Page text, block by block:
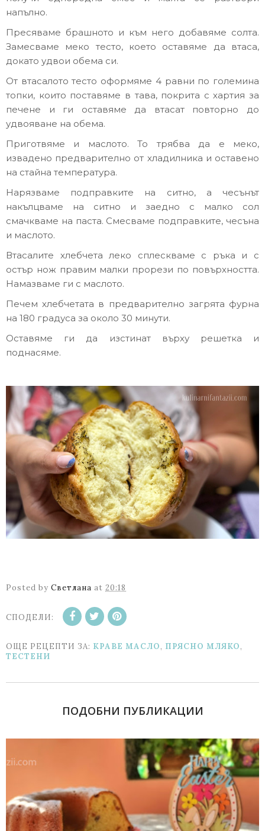
напълно.
Пресяваме брашното и към него добавяме солта.
Замесваме меко тесто, което оставяме да втаса,
докато удвои обема си.
От втасалото тесто оформяме 4 равни по големина
топки, които поставяме в тава, покрита с хартия за
печене и ги оставяме да втасат повторно до
удвояване на обема.
Приготвяме и маслото. То трябва да е меко,
извадено предварително от хладилника и оставено
на стайна температура.
Нарязваме подправките на ситно, а чесънът
накълцваме на ситно и заедно с малко сол
смачкваме на паста. Смесваме подправките, чесъна
и маслото.
Втасалите хлебчета леко сплескваме с ръка и с
остър нож правим малки прорези по повърхността.
Намазваме ги с маслото.
Печем хлебчетата в предварително загрята фурна
на 180 градуса за около 30 минути.
Оставяме ги да изстинат върху решетка и
поднасяме.
Posted by Светлана at 20:18
СПОДЕЛИ:
ОЩЕ РЕЦЕПТИ ЗА: КРАВЕ МАСЛО, ПРЯСНО МЛЯКО,
ТЕСТЕНИ
ПОДОБНИ ПУБЛИКАЦИИ